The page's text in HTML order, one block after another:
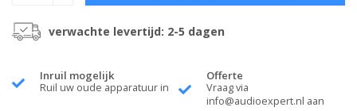
verwachte levertijd: 2-5 dagen
Inruil mogelijk
Ruil uw oude apparatuur in
Offerte
Vraag via
info@audioexpert.nl aan